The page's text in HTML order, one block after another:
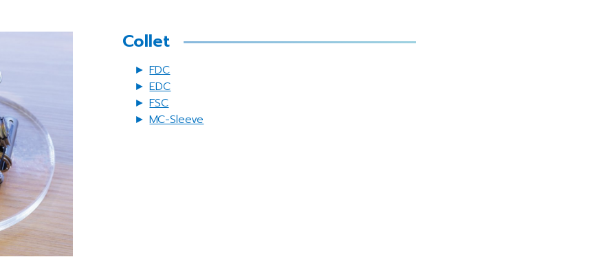
Collet
►FDC
►EDC
►FSC
►MC-Sleeve